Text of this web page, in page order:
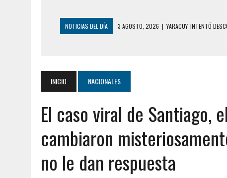
NOTICIAS DEL DÍA 3 AGOSTO, 2026 | YARACUY: INTENTÓ
2 AGOSTO, 2026 | CONMOCIÓN EN CHILE POR BRUTAL CRIMEN
1 AGOSTO, 2026
UN MUERTO Y 5 HERIDOS SALDO DE COLISIÓN
31 JULIO, 2026
ASESINARON A ADOLESCENTE VENEZOLANO DE
5 AGOSTO, 2026
PRESUNTO BROTE PSICÓTICO POR FALTA DE
5 AGOSTO, 2026
HORROR EN BARINAS: UN HOMBRE INDUJO AL
3 AGOSTO, 2026
|
LA INCREÍBLE FORMA EN LA QUE SOBREVIVIÓ
INICIO NACIONALES
El caso viral de Santiago,
cambiaron
no le dan respuesta